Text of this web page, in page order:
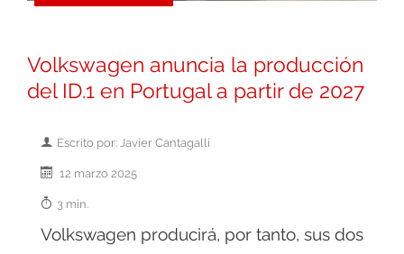
Volkswagen anuncia la producción
del ID.1 en Portugal a partir de 2027
Escrito por: Javier Cantagalli
12 marzo 2025
3 min.
Volkswagen producirá, por tanto, sus dos